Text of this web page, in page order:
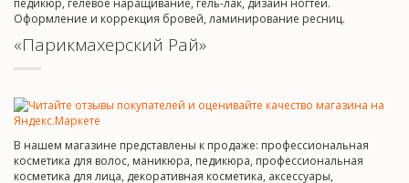
педикюр, гелевое наращивание, гель-лак, дизайн ногтей.
Оформление и коррекция бровей, ламинирование ресниц.
«Парикмахерский Рай»
В нашем магазине представлены к продаже: профессиональная
косметика для волос, маникюра, педикюра, профессиональная
косметика для лица, декоративная косметика, аксессуары,